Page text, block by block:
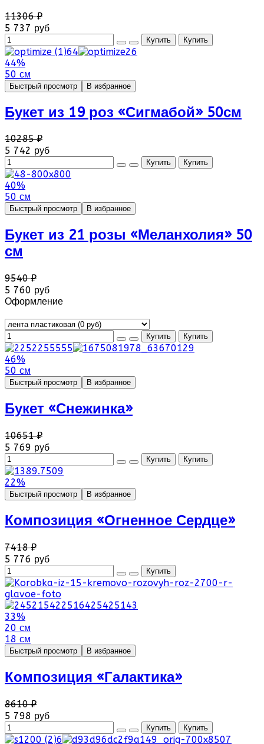
11306 ₽
5 737 руб
44%
50 см
Быстрый просмотр В избранное
Букет из 19 роз «Сигмабой» 50см
10285 ₽
5 742 руб
40%
50 см
Быстрый просмотр В избранное
Букет из 21 розы «Меланхолия» 50
см
9540 ₽
5 760 руб
Оформление
46%
50 см
Быстрый просмотр В избранное
Букет «Снежинка»
10651 ₽
5 769 руб
22%
Быстрый просмотр В избранное
Композиция «Огненное Сердце»
7418 ₽
5 776 руб
33%
20 см
18 см
Быстрый просмотр В избранное
Композиция «Галактика»
8610 ₽
5 798 руб